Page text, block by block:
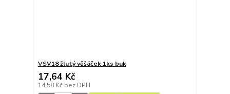
VSV18 žlutý věšáček 1ks buk
17,64 Kč
14,58 Kč bez DPH